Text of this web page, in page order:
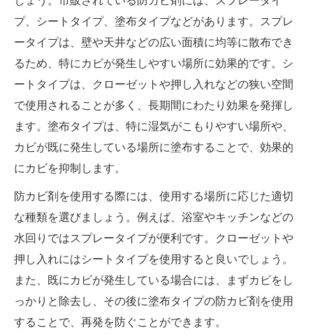
プ、シートタイプ、塗布タイプなどがあります。スプレ
ータイプは、壁や天井などの広い面積に均等に散布でき
るため、特にカビが発生しやすい場所に効果的です。シ
ートタイプは、クローゼットや押し入れなどの狭い空間
で使用されることが多く、長期間にわたり効果を発揮し
ます。塗布タイプは、特に湿気がこもりやすい場所や、
カビが既に発生している場所に塗布することで、効果的
にカビを抑制します。
防カビ剤を使用する際には、使用する場所に応じた適切
な種類を選びましょう。例えば、浴室やキッチンなどの
水回りではスプレータイプが便利です。クローゼットや
押し入れにはシートタイプを使用すると良いでしょう。
また、既にカビが発生している場合には、まずカビをし
っかりと除去し、その後に塗布タイプの防カビ剤を使用
することで、再発を防ぐことができます。